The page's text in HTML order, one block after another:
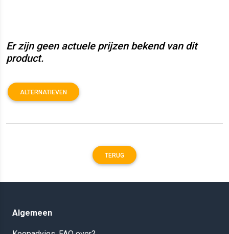
Er zijn geen actuele prijzen bekend van dit
product.
ALTERNATIEVEN
TERUG
Algemeen